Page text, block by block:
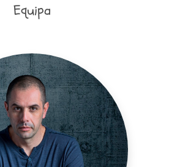
Equipa